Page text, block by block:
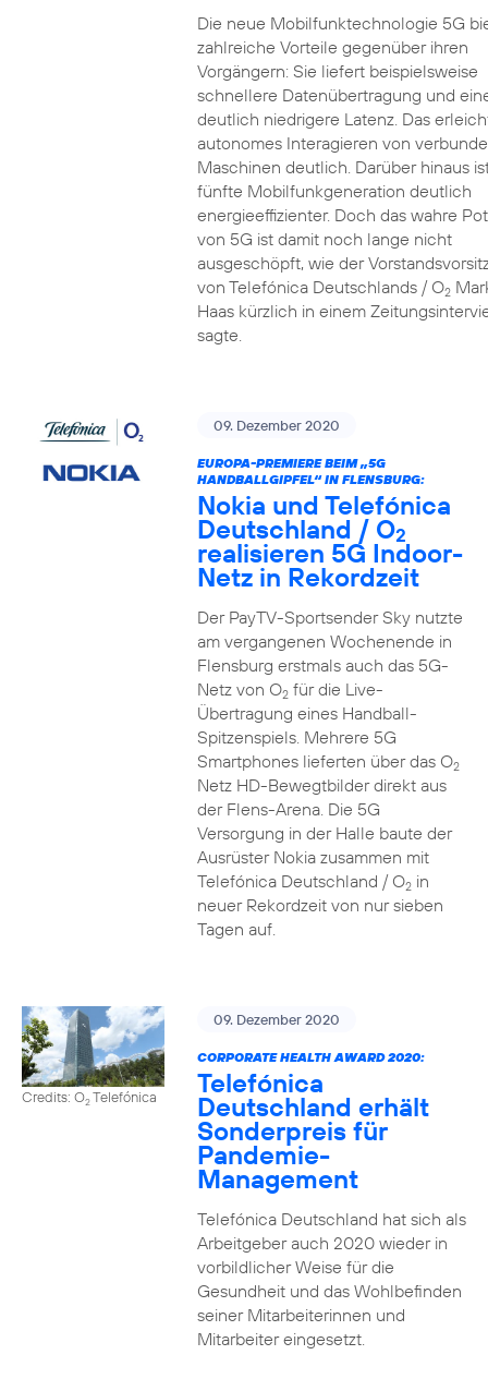
Die neue Mobilfunktechnologie 5G
zahlreiche Vorteile gegenüber ihren
Vorgängern: Sie liefert beispielsweise
schnellere Datenübertragung und
deutlich niedrigere Latenz. Das
autonomes Interagieren von
Maschinen deutlich. Darüber hinaus
fünfte Mobilfunkgeneration deutlich
energieeffizienter. Doch das wahre
von 5G ist damit noch lange nicht
ausgeschöpft, wie der
von Telefónica Deutschlands / O2
Haas kürzlich in einem
sagte.
09. Dezember 2020
EUROPA-PREMIERE BEIM „5G
HANDBALLGIPFEL“ IN FLENSBURG:
Nokia und Telefónica
Deutschland / O2
realisieren 5G Indoor-
Netz in Rekordzeit
Der PayTV-Sportsender Sky nutzte
am vergangenen Wochenende in
Flensburg erstmals auch das 5G-
Netz von O2für die Live-
Übertragung eines Handball-
Spitzenspiels. Mehrere 5G
Smartphones lieferten über das O2
Netz HD-Bewegtbilder direkt aus
der Flens-Arena. Die 5G
Versorgung in der Halle baute der
Ausrüster Nokia zusammen mit
Telefónica Deutschland / O2in
neuer Rekordzeit von nur sieben
Tagen auf.
Credits: O2Telefónica
09. Dezember 2020
CORPORATE HEALTH AWARD 2020:
Telefónica
Deutschland erhält
Sonderpreis für
Pandemie-
Management
Telefónica Deutschland hat sich als
Arbeitgeber auch 2020 wieder in
vorbildlicher Weise für die
Gesundheit und das Wohlbefinden
seiner Mitarbeiterinnen und
Mitarbeiter eingesetzt.